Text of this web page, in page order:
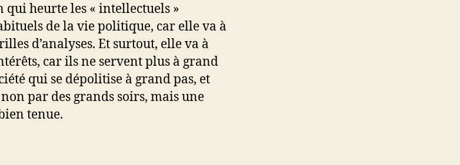
qui heurte les « intellectuels »
de la vie politique, car elle va à
d’analyses. Et surtout, elle va à
car ils ne servent plus à grand
qui se dépolitise à grand pas, et
par des grands soirs, mais une
tenue.